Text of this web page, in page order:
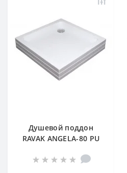
Душевой поддон
RAVAK ANGELA-80 PU